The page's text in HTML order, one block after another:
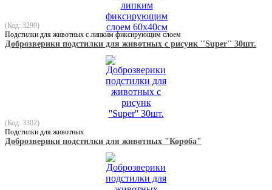
(Код: 3299)
Подстилки для животных с липким фиксирующим слоем
Доброзверики подстилки для животных с рисунк ''Super'' 30шт.
(Код: 3302)
Подстилки для животных
Доброзверики подстилки для животных "Короба"